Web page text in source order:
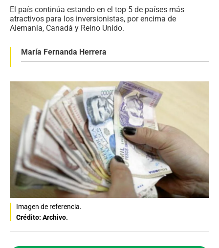
El país continúa estando en el top 5 de países más
atractivos para los inversionistas, por encima de
Alemania, Canadá y Reino Unido.
María Fernanda Herrera
Imagen de referencia.
Crédito: Archivo.